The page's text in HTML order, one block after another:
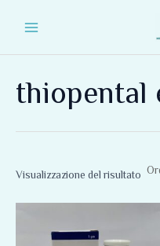
thiopental
Visualizzazione del risultato